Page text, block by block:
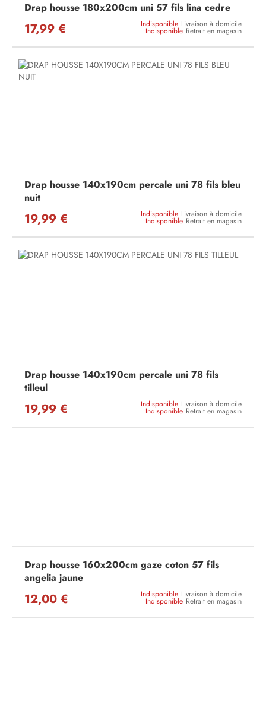
Drap housse 180x200cm uni 57 fils lina cedre
17,99 € Indisponible Livraison à domicile
Indisponible Retrait en magasin
Drap housse 140x190cm percale uni 78 fils bleu
nuit
19,99 € Indisponible Livraison à domicile
Indisponible Retrait en magasin
Drap housse 140x190cm percale uni 78 fils
tilleul
19,99 € Indisponible Livraison à domicile
Indisponible Retrait en magasin
Drap housse 160x200cm gaze coton 57 fils
angelia jaune
12,00 € Indisponible Livraison à domicile
Indisponible Retrait en magasin